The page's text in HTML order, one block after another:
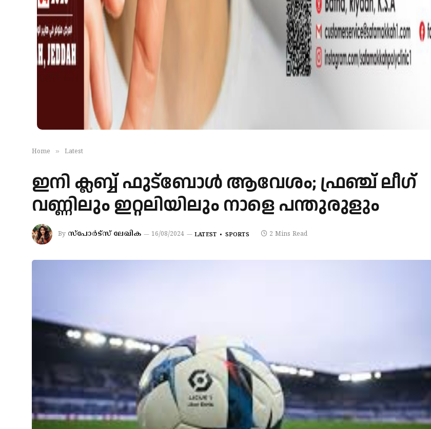
Home » Latest
ഇനി ക്ലബ്ബ് ഫുട്‌ബോള്‍ ആവേശം; ഫ്രഞ്ച് ലീഗ്
വണ്ണിലും ഇറ്റലിയിലും നാളെ പന്തുരുളും
By സ്‌പോര്‍ട്‌സ് ലേഖിക 16/08/2024 LATEST SPORTS 2 Mins Read